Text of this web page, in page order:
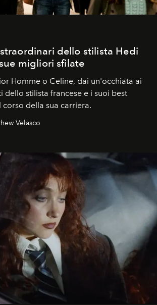
dello stilista Hedi
migliori sfilate
Homme o Celine, dai un'occhiata ai
dello stilista francese e i suoi best
corso della sua carriera.
Velasco